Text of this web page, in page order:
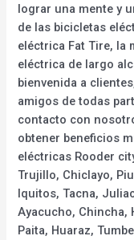
lograr una mente y
de las bicicletas
eléctrica Fat Tire, la
eléctrica de largo
bienvenida a
amigos de todas
contacto con
obtener beneficios
eléctricas Rooder
Trujillo, Chiclayo,
Iquitos, Tacna,
Ayacucho, Chincha,
Paita, Huaraz,